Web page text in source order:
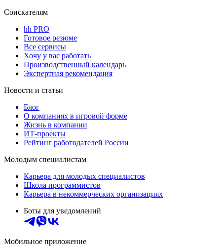
Соискателям
hh PRO
Готовое резюме
Все сервисы
Хочу у вас работать
Производственный календарь
Экспертная рекомендация
Новости и статьи
Блог
О компаниях в игровой форме
Жизнь в компании
ИТ-проекты
Рейтинг работодателей России
Молодым специалистам
Карьера для молодых специалистов
Школа программистов
Карьера в некоммерческих организациях
Боты для уведомлений
Мобильное приложение